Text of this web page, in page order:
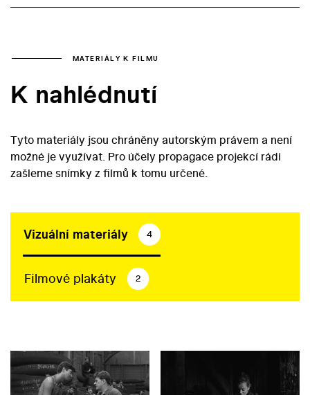
MATERIÁLY K FILMU
K nahlédnutí
Tyto materiály jsou chráněny autorským právem a není
možné je využívat. Pro účely propagace projekcí rádi
zašleme snímky z filmů k tomu určené.
Vizuální materiály 4
Filmové plakáty 2